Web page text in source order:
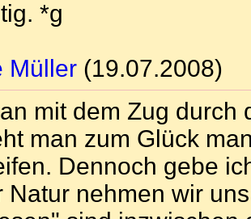
*g
Müller (19.07.2008)
mit dem Zug durch
man zum Glück
Dennoch gebe
Natur nehmen wir